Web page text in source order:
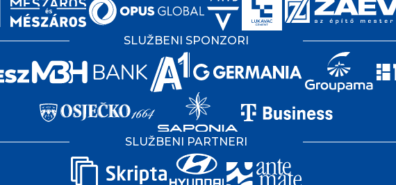
SLUŽBENI SPONZORI
SLUŽBENI PARTNERI